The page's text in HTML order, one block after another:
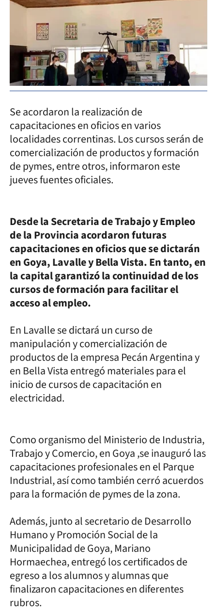
Se acordaron la realización de
capacitaciones en oficios en varios
localidades correntinas. Los cursos serán de
comercialización de productos y formación
de pymes, entre otros, informaron este
jueves fuentes oficiales.
Desde la Secretaria de Trabajo y Empleo
de la Provincia acordaron futuras
capacitaciones en oficios que se dictarán
en Goya, Lavalle y Bella Vista. En tanto, en
la capital garantizó la continuidad de los
cursos de formación para facilitar el
acceso al empleo.
En Lavalle se dictará un curso de
manipulación y comercialización de
productos de la empresa Pecán Argentina y
en Bella Vista entregó materiales para el
inicio de cursos de capacitación en
electricidad.
Como organismo del Ministerio de Industria,
Trabajo y Comercio, en Goya ,se inauguró las
capacitaciones profesionales en el Parque
Industrial, así como también cerró acuerdos
para la formación de pymes de la zona.
Además, junto al secretario de Desarrollo
Humano y Promoción Social de la
Municipalidad de Goya, Mariano
Hormaechea, entregó los certificados de
egreso a los alumnos y alumnas que
finalizaron capacitaciones en diferentes
rubros.